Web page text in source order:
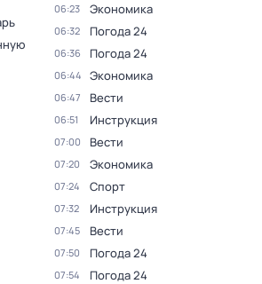
06:23 Экономика
06:32 Погода 24
06:36 Погода 24
06:44 Экономика
06:47 Вести
06:51 Инструкция
07:00 Вести
07:20 Экономика
07:24 Спорт
07:32 Инструкция
07:45 Вести
07:50 Погода 24
07:54 Погода 24